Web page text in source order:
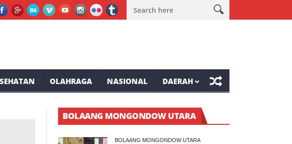
Awali Kemeriahan Festival Kemerdekaan RI ke-81 Kampung Presiden Langowan
OLAHRAGA NASIONAL DAERAH
BOLAANG MONGONDOW UTARA
BOLAANG MONGONDOW UTARA